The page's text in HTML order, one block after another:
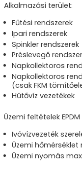
Alkalmazási terület:
Fűtési rendszerek
Ipari rendszerek
Spinkler rendszerek
Préslevegő rendszer
Napkollektoros
Napkollektoros
(csak FKM
Hűtővíz vezetékek
Üzemi feltételek
Ivóvízvezeték
Üzemi hőmérséklet
Üzemi nyomás